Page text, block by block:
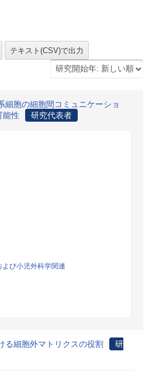
細胞の細胞間コミュニケーショ
能性
研究代表者
び小児外科学関連
る細胞外マトリクスの役割
研